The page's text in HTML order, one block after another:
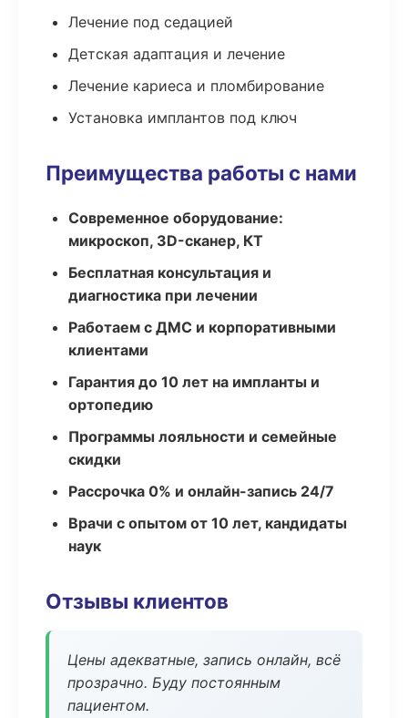
Лечение под седацией
Детская адаптация и лечение
Лечение кариеса и пломбирование
Установка имплантов под ключ
Преимущества работы с нами
Современное оборудование:
микроскоп, 3D-сканер, КТ
Бесплатная консультация и
диагностика при лечении
Работаем с ДМС и корпоративными
клиентами
Гарантия до 10 лет на импланты и
ортопедию
Программы лояльности и семейные
скидки
Рассрочка 0% и онлайн-запись 24/7
Врачи с опытом от 10 лет, кандидаты
наук
Отзывы клиентов
Цены адекватные, запись онлайн, всё
прозрачно. Буду постоянным
пациентом.